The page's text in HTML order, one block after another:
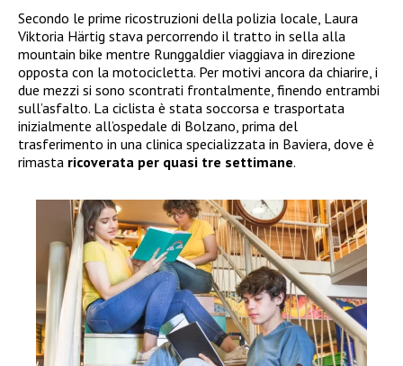
Secondo le prime ricostruzioni della polizia locale, Laura
Viktoria Härtig stava percorrendo il tratto in sella alla
mountain bike mentre Runggaldier viaggiava in direzione
opposta con la motocicletta. Per motivi ancora da chiarire, i
due mezzi si sono scontrati frontalmente, finendo entrambi
sull’asfalto. La ciclista è stata soccorsa e trasportata
inizialmente all’ospedale di Bolzano, prima del
trasferimento in una clinica specializzata in Baviera, dove è
rimasta ricoverata per quasi tre settimane.